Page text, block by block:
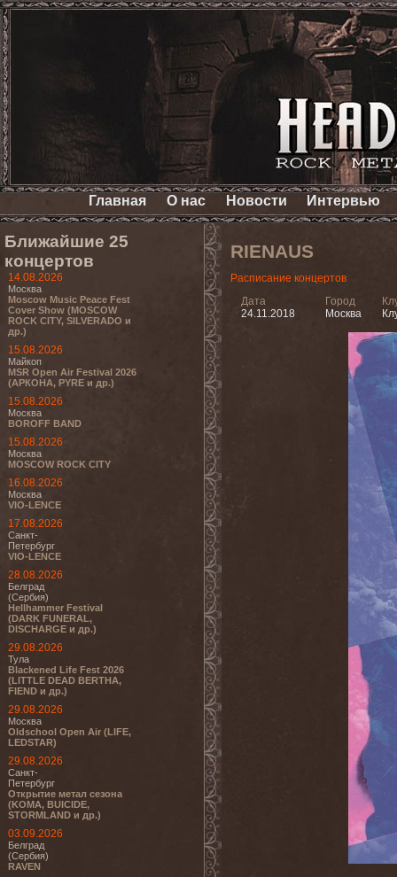
Главная О нас Новости Интервью
Ближайшие 25
концертов
14.08.2026
Москва
Moscow Music Peace Fest
Cover Show (MOSCOW
ROCK CITY, SILVERADO и
др.)
15.08.2026
Майкоп
MSR Open Air Festival 2026
(АРКОНА, PYRE и др.)
15.08.2026
Москва
BOROFF BAND
15.08.2026
Москва
MOSCOW ROCK CITY
16.08.2026
Москва
VIO-LENCE
17.08.2026
Санкт-
Петербург
VIO-LENCE
28.08.2026
Белград
(Сербия)
Hellhammer Festival
(DARK FUNERAL,
DISCHARGE и др.)
29.08.2026
Тула
Blackened Life Fest 2026
(LITTLE DEAD BERTHA,
FIEND и др.)
29.08.2026
Москва
Oldschool Open Air (LIFE,
LEDSTAR)
29.08.2026
Санкт-
Петербург
Открытие метал сезона
(KOMA, BUICIDE,
STORMLAND и др.)
03.09.2026
Белград
(Сербия)
RAVEN
RIENAUS
Расписание концертов
Дата
24.11.2018
Город
Москва